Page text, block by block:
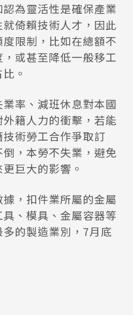
為靈活性是確保產業
倚賴技術人才，因此
限制，比如在總額不
或甚至降低一般移工
。
率、減班休息對本國
籍人力的衝擊，若能
術勞工合作爭取訂
，本勞不失業，避免
巨大的影響。
，扣件業所屬的金屬
、模具、金屬容器等
的製造業別，7月底